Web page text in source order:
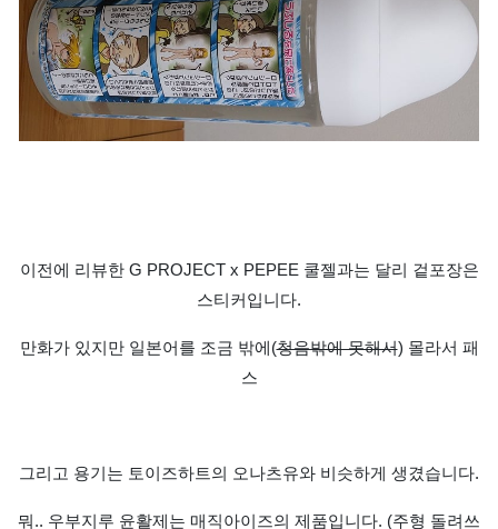
이전에 리뷰한 G PROJECT x PEPEE 쿨젤과는 달리 겉포장은
스티커입니다.
만화가 있지만 일본어를 조금 밖에 (청음밖에 못해서) 몰라서 패
스
그리고 용기는 토이즈하트의 오나츠유와 비슷하게 생겼습니다.
뭐 .. 우부지루 윤활제는 매직아이즈의 제품입니다. (주형 돌려쓰